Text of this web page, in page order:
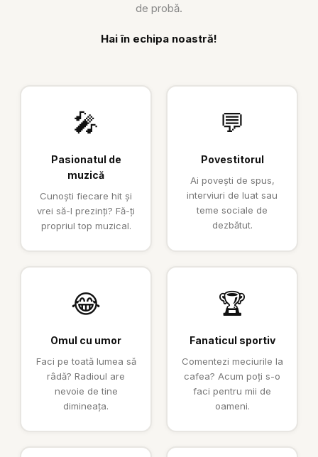
de probă.
Hai în echipa noastră!
🎤
Pasionatul de
muzică
Cunoști fiecare hit și
vrei să-l prezinți? Fă-ți
propriul top muzical.
💬
Povestitorul
Ai povești de spus,
interviuri de luat sau
teme sociale de
dezbătut.
😂
Omul cu umor
Faci pe toată lumea să
râdă? Radioul are
nevoie de tine
dimineața.
🏆
Fanaticul sportiv
Comentezi meciurile la
cafea? Acum poți s-o
faci pentru mii de
oameni.